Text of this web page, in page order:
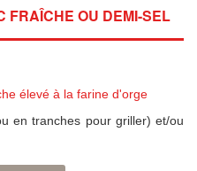
FRAÎCHE OU DEMI-SEL
élevé à la farine d'orge
en tranches pour griller) et/ou